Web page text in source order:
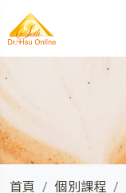
首頁 個別課程